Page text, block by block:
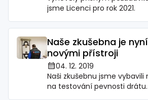
jsme Licenci pro rok 2021.
Naše zkušebna je
novými přístroji
04. 12. 2019
Naši zkušebnu jsme
na testování pevnosti drátu.